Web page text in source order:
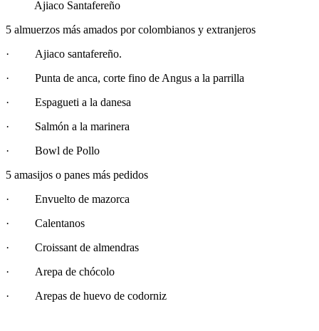
Ajiaco Santafereño
5 almuerzos más amados por colombianos y extranjeros
· Ajiaco santafereño.
· Punta de anca, corte fino de Angus a la parrilla
· Espagueti a la danesa
· Salmón a la marinera
· Bowl de Pollo
5 amasijos o panes más pedidos
· Envuelto de mazorca
· Calentanos
· Croissant de almendras
· Arepa de chócolo
· Arepas de huevo de codorniz